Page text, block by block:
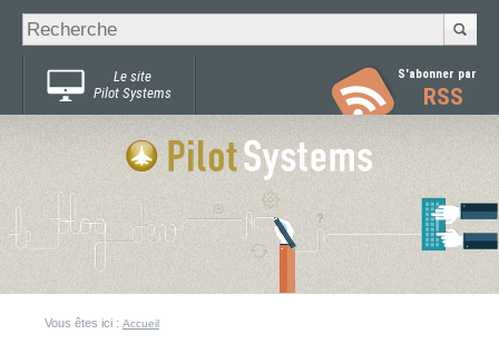
Chercher par
Recherche
avancée…
Le site
Pilot Systems
S'abonner par
RSS
Vous êtes ici : Accueil